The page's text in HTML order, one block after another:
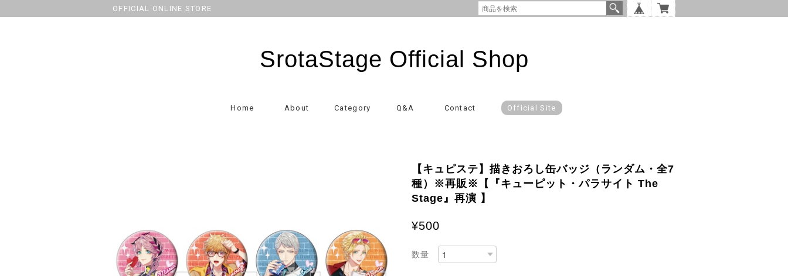
OFFICIAL ONLINE STORE
SrotaStage Official Shop
Home About Category Q&A Contact Official Site
【キュピステ】描きおろし缶バッジ（ランダム・全7
種）※再販※【『キューピット・パラサイト The
Stage』再演 】
¥500
数量